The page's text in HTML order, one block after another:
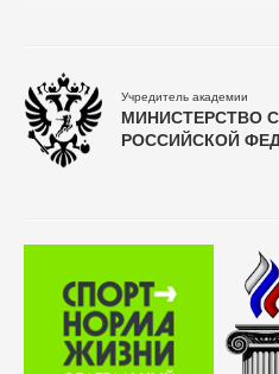
Учредитель академии
МИНИСТЕРСТВО
РОССИЙСКОЙ